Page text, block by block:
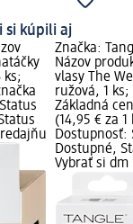
si kúpili aj
ks;
Značka:
Názov
vlasy The
ružová, 1 ks;
Základná
(14,95 € za 1
Dostupnosť:
Dostupné,
Vybrať si dm